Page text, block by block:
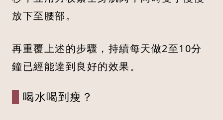
放下至腰部。
再重覆上述的步驟，持續每天做2至10分
鐘已經能達到良好的效果。
喝水喝到瘦？